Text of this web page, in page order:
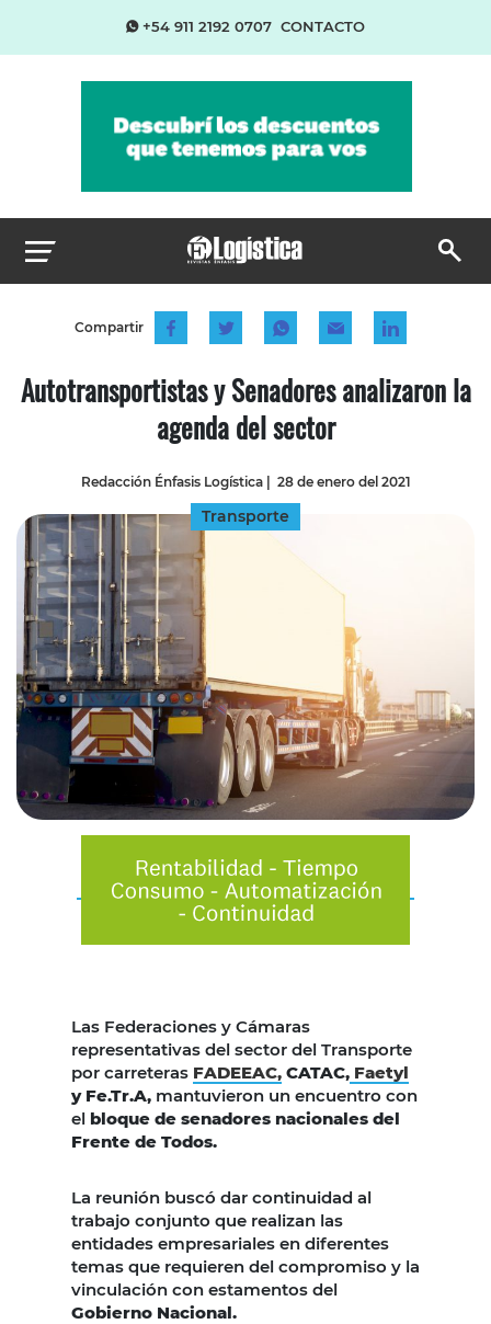
+54 911 2192 0707 CONTACTO
Compartir
Autotransportistas y Senadores analizaron la
agenda del sector
Redacción Énfasis Logística| 28 de enero del 2021
Transporte
Las Federaciones y Cámaras
representativas del sector del Transporte
por carreteras FADEEAC, CATAC, Faetyl
y Fe.Tr.A, mantuvieron un encuentro con
el bloque de senadores nacionales del
Frente de Todos.
La reunión buscó dar continuidad al
trabajo conjunto que realizan las
entidades empresariales en diferentes
temas que requieren del compromiso y la
vinculación con estamentos del
Gobierno Nacional.